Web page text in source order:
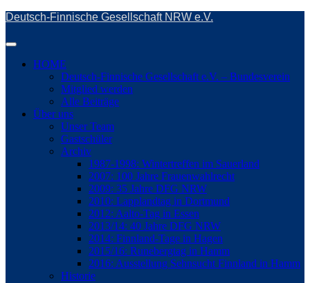
Skip
main
Deutsch-Finnische Gesellschaft NRW e.V.
Toggle
navigation
HOME
Deutsch-Finnische Gesellschaft e.V. – Bundesverein
Mitglied werden
Alle Beiträge
Über uns
Unser Team
Gastschüler
Archiv
1987-1998: Wintertreffen im Sauerland
2007: 100 Jahre Frauenwahlrecht
2009: 35 Jahre DFG NRW
2010: Lapplandtag in Dortmund
2012: Aalto-Tag in Essen
2013/14: 40 Jahre DFG NRW
2014: Finnland-Tage in Hagen
2015/16: Runebergtag in Hamm
2016: Ausstellung Sehnsucht Finnland in Hamm
Historie